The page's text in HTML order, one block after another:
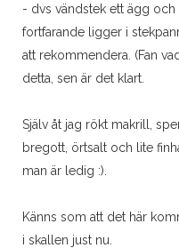
- dvs vändstek ett ägg
fortfarande ligger i
att rekommendera. (Fan
detta, sen är det klart.
Själv åt jag rökt makrill,
bregott, örtsalt och lite
man är ledig :).
Känns som att det här
i skallen just nu.